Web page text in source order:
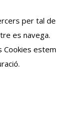
per tal de
es navega.
Cookies estem